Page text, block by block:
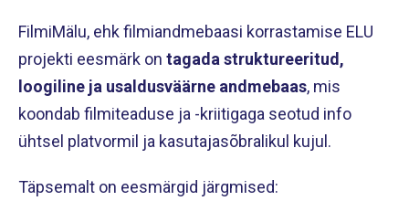
FilmiMälu, ehk filmiandmebaasi korrastamise ELU
projekti eesmärk on tagada struktureeritud,
loogiline ja usaldusväärne andmebaas, mis
koondab filmiteaduse ja -kriitigaga seotud info
ühtsel platvormil ja kasutajasõbralikul kujul.
Täpsemalt on eesmärgid järgmised: